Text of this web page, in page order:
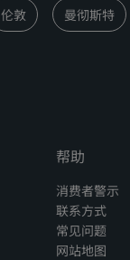
伦敦 曼彻斯特
帮助
消费者警示
联系方式
常见问题
网站地图